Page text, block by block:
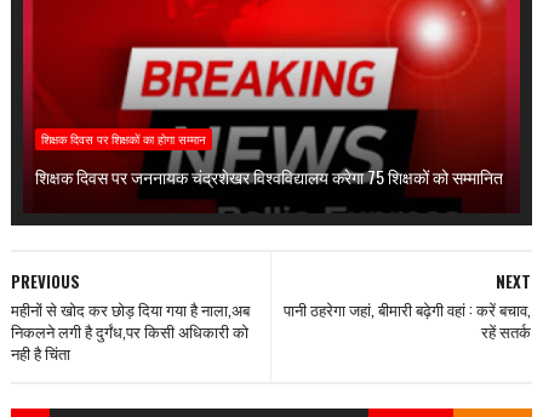
शिक्षक दिवस पर शिक्षकों का होगा सम्मान
शिक्षक दिवस पर जननायक चंद्रशेखर विश्वविद्यालय करेगा 75 शिक्षकों को सम्मानित
NEXT
पानी ठहरेगा जहां, बीमारी बढ़ेगी वहां : करें बचाव,
रहें सतर्क
PREVIOUS
महीनों से खोद कर छोड़ दिया गया है नाला,अब
निकलने लगी है दुर्गंध,पर किसी अधिकारी को
नही है चिंता